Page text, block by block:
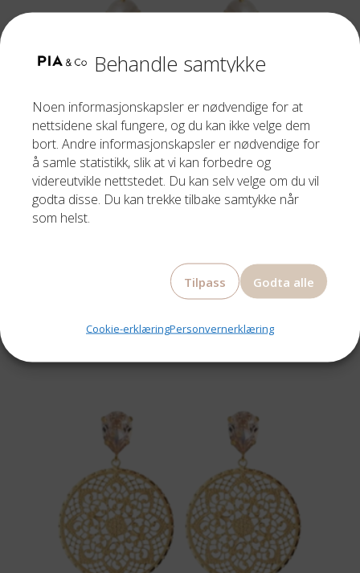
Behandle samtykke
Noen informasjonskapsler er nødvendige for at
nettsidene skal fungere, og du kan ikke velge dem
bort. Andre informasjonskapsler er nødvendige for
å samle statistikk, slik at vi kan forbedre og
videreutvikle nettstedet. Du kan selv velge om du vil
godta disse. Du kan trekke tilbake samtykke når
som helst.
Godta alle
Tilpass
Cookie-erklæringPersonvernerklæring
TEAS OF JOY EARRINGS GOLD PERL / CRYSTAL